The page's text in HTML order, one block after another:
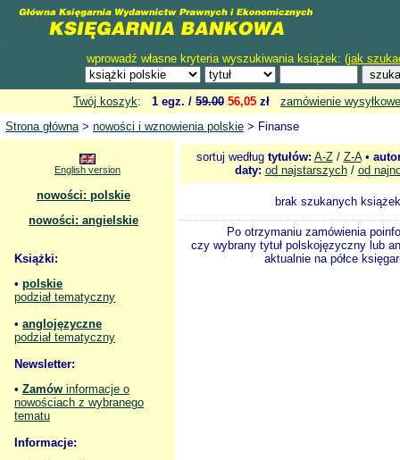
wprowadź własne kryteria wyszukiwania książek: (jak
Twój koszyk: 1 egz. / 59.00 56,05 zł
zamówienie
Strona główna> nowości i wznowienia polskie > Finanse
English version
nowości: polskie
nowości: angielskie
Książki:
• polskie
podział tematyczny
• anglojęzyczne
podział tematyczny
Newsletter:
• Zamów informacje o
nowościach z wybranego
tematu
Informacje:
sortuj według tytułów: A-Z/ Z-A•
daty: od najstarszych/ od
brak szukanych książek
Po otrzymaniu zamówienia
czy wybrany tytuł polskojęzyczny lub
aktualnie na półce